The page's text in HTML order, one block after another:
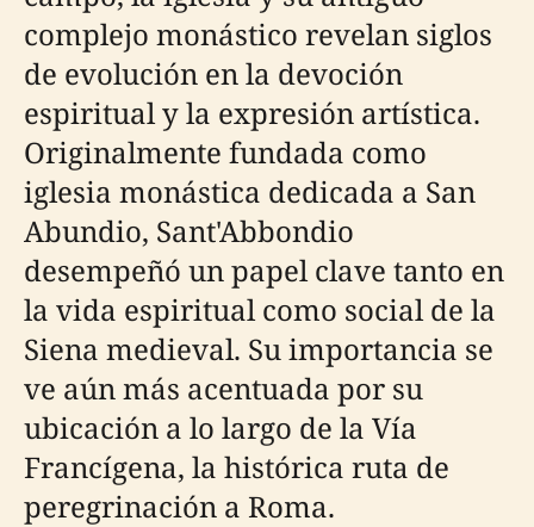
complejo monástico revelan siglos
de evolución en la devoción
espiritual y la expresión artística.
Originalmente fundada como
iglesia monástica dedicada a San
Abundio, Sant'Abbondio
desempeñó un papel clave tanto en
la vida espiritual como social de la
Siena medieval. Su importancia se
ve aún más acentuada por su
ubicación a lo largo de la Vía
Francígena, la histórica ruta de
peregrinación a Roma.